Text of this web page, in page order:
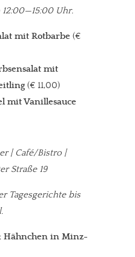
Uhr.
mit Rotbarbe (€
mit
(€ 11,00)
mit Vanillesauce
| Café/Bistro |
Straße 19
Tagesgerichte bis
Hähnchen in Minz-